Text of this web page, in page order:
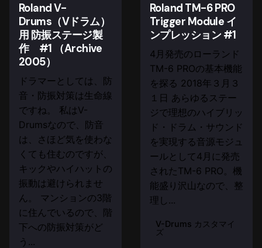
Roland V-
Drums（Vドラム）
用 防振ステージ製
作 #1 （Archive
2005）
ドラマーとしては、防
音・防振対策は生命線
ですね。 私はV-
Drumsなので、防音
は、さほど気を使わな
くても住むのですが、
キックやハイハットの
振動は避けられませ
ん。 マンションの3階
に住んでいるので、階
下への防振対策がど
う...
Roland TM-6 PRO
Trigger Module イ
ンプレッション #1
4月発売のローランド
TM-6 PROの基本機能
を探る 2018年３月３
１日 あらゆるステー
ジで理想のハイブリッ
ド・ドラム・サウンド
を実現する音源モジュ
ールとして4月に発売
されたTM-6 PRO。機
能盛り沢山なので、整
理し...
V-Drums カスタマイ
ズ